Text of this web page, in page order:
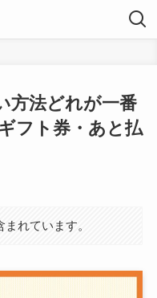
方法どれが一番
フト券・あと払
れています。